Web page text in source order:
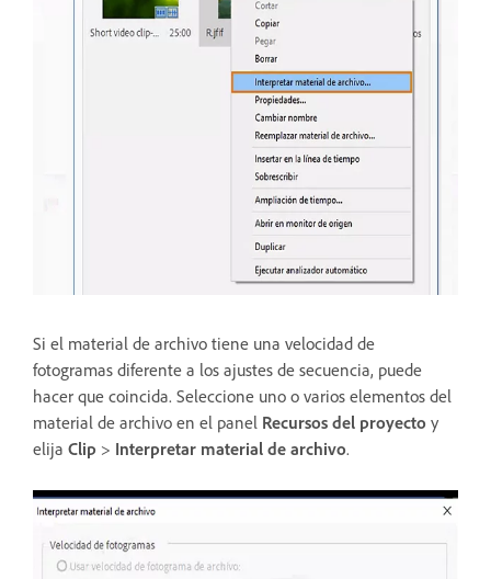
Si el material de archivo tiene una velocidad de
fotogramas diferente a los ajustes de secuencia, puede
hacer que coincida. Seleccione uno o varios elementos del
material de archivo en el panel Recursos del proyecto y
elija Clip > Interpretar material de archivo.